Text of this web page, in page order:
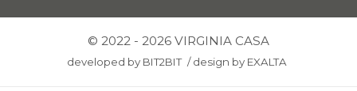
© 2022 - 2026 VIRGINIA CASA
developed by BIT2BIT /design by EXALTA